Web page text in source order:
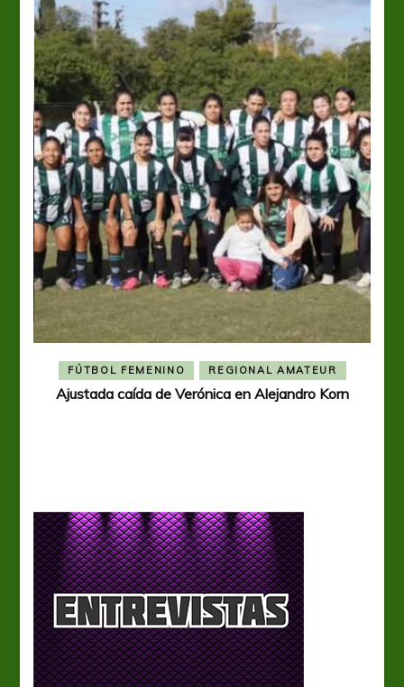
FÚTBOL FEMENINO REGIONAL AMATEUR
Ajustada caída de Verónica en Alejandro Korn